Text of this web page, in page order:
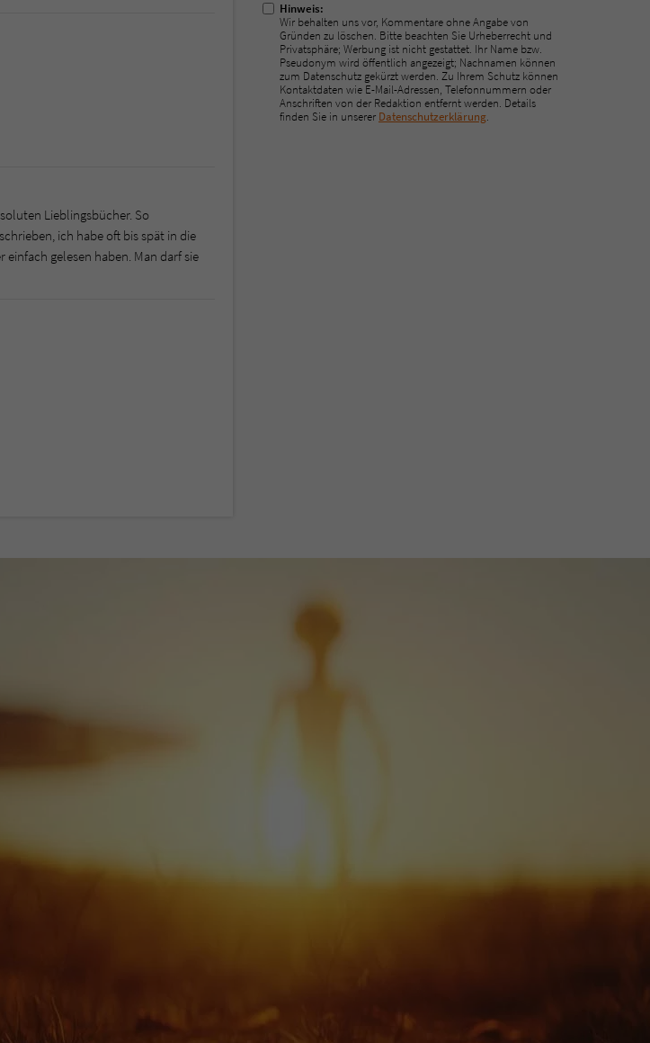
Lieblingsbücher. So
ich habe oft bis spät in die
gelesen haben. Man darf sie
Hinweis:
Wir behalten uns vor, Kommentare ohne Angabe von
Gründen zu löschen. Bitte beachten Sie Urheberrecht und
Privatsphäre; Werbung ist nicht gestattet. Ihr Name bzw.
Pseudonym wird öffentlich angezeigt; Nachnamen können
zum Datenschutz gekürzt werden. Zu Ihrem Schutz können
Kontaktdaten wie E-Mail-Adressen, Telefonnummern oder
Anschriften von der Redaktion entfernt werden. Details
finden Sie in unserer Datenschutzerklärung.